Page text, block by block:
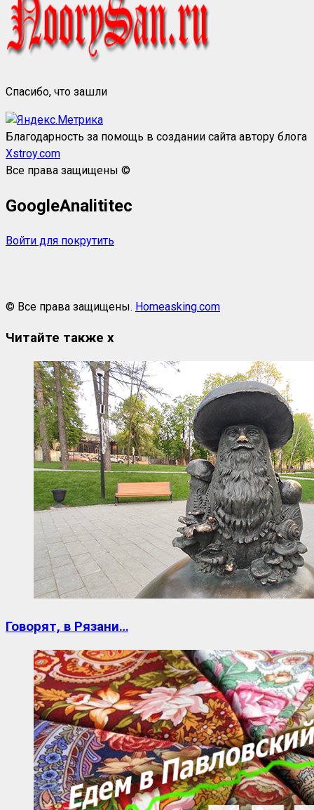
Спасибо, что зашли
Благодарность за помощь в создании сайта автору блога
Xstroy.com
Все права защищены ©
GoogleAnalititec
Войти для покрутить
© Все права защищены. Homeasking.com
Читайте также x
Говорят, в Рязани…